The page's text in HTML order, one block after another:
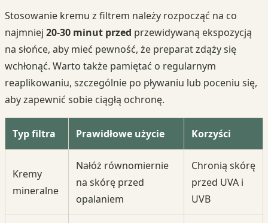
Stosowanie kremu z filtrem należy rozpocząć na co
najmniej 20-30 minut przed przewidywaną ekspozycją
na słońce, aby mieć pewność, że preparat zdąży się
wchłonąć. Warto także pamiętać o regularnym
reaplikowaniu, szczególnie po pływaniu lub poceniu się,
aby zapewnić sobie ciągłą ochronę.
Typ filtra Prawidłowe użycie Korzyści
Kremy
mineralne
Nałóż równomiernie
na skórę przed
opalaniem
Chronią skórę
przed UVA i
UVB